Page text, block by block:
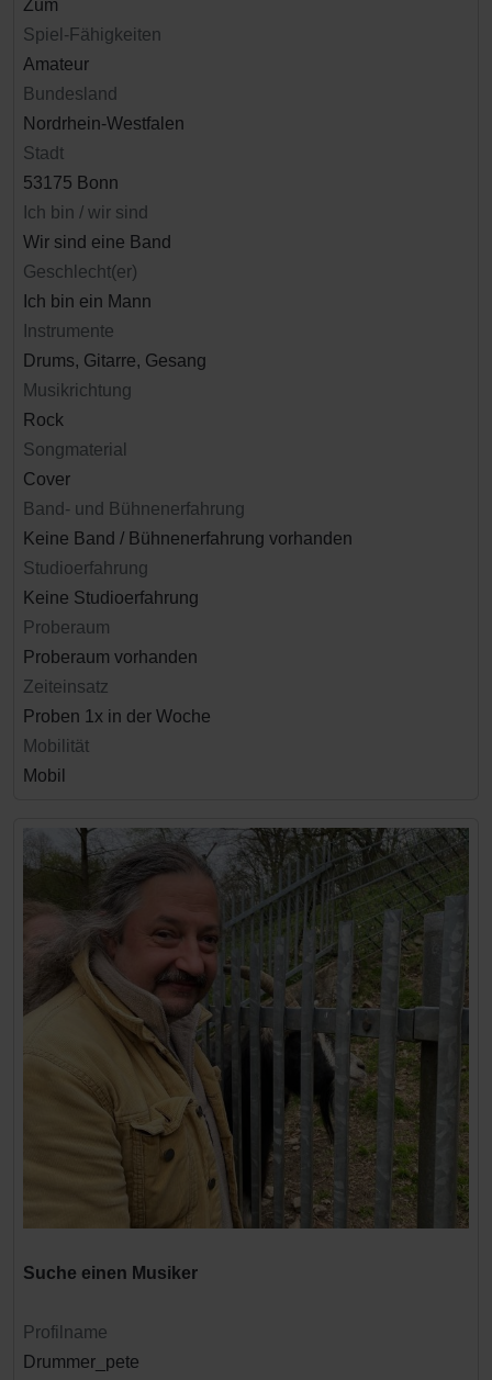
Zum
Spiel-Fähigkeiten
Amateur
Bundesland
Nordrhein-Westfalen
Stadt
53175 Bonn
Ich bin / wir sind
Wir sind eine Band
Geschlecht(er)
Ich bin ein Mann
Instrumente
Drums, Gitarre, Gesang
Musikrichtung
Rock
Songmaterial
Cover
Band- und Bühnenerfahrung
Keine Band / Bühnenerfahrung vorhanden
Studioerfahrung
Keine Studioerfahrung
Proberaum
Proberaum vorhanden
Zeiteinsatz
Proben 1x in der Woche
Mobilität
Mobil
Suche einen Musiker
Profilname
Drummer_pete